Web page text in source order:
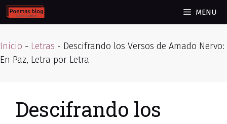
Skip
to
MENU
Inicio - Letras - Descifrando los Versos de Amado Nervo:
En Paz, Letra por Letra
Descifrando los